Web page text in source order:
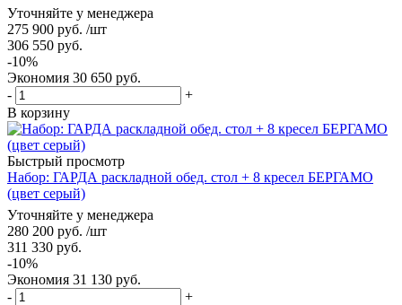
Уточняйте у менеджера
275 900 руб. /шт
306 550 руб.
-10%
Экономия 30 650 руб.
-
+
В корзину
Быстрый просмотр
Набор: ГАРДА раскладной обед. стол + 8 кресел БЕРГАМО
(цвет серый)
Уточняйте у менеджера
280 200 руб. /шт
311 330 руб.
-10%
Экономия 31 130 руб.
-
+